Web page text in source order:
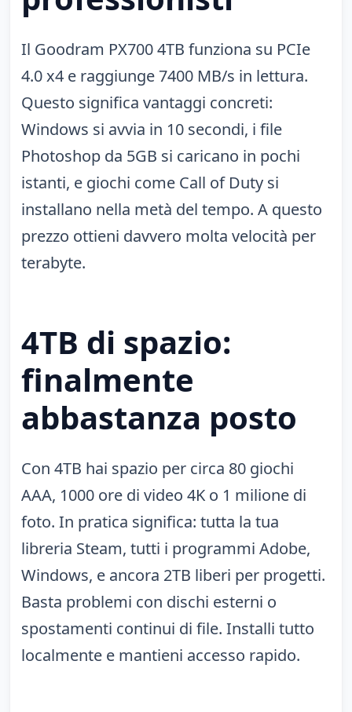
Il Goodram PX700 4TB funziona su PCIe
4.0 x4 e raggiunge 7400 MB/s in lettura.
Questo significa vantaggi concreti:
Windows si avvia in 10 secondi, i file
Photoshop da 5GB si caricano in pochi
istanti, e giochi come Call of Duty si
installano nella metà del tempo. A questo
prezzo ottieni davvero molta velocità per
terabyte.
4TB di spazio:
finalmente
abbastanza posto
Con 4TB hai spazio per circa 80 giochi
AAA, 1000 ore di video 4K o 1 milione di
foto. In pratica significa: tutta la tua
libreria Steam, tutti i programmi Adobe,
Windows, e ancora 2TB liberi per progetti.
Basta problemi con dischi esterni o
spostamenti continui di file. Installi tutto
localmente e mantieni accesso rapido.